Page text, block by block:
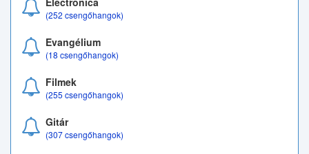
(252 csengőhangok)
Evangélium
(18 csengőhangok)
Filmek
(255 csengőhangok)
Gitár
(307 csengőhangok)